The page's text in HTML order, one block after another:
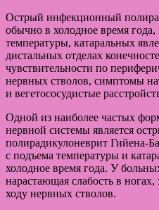
Острый инфекционный
обычно в холодное время года,
температуры, катаральных
дистальных отделах
чувствительности по
нервных стволов, симптомы
и вегетососудистые
Одной из наиболее частых
нервной системы является
полирадикулоневрит Гийена-
с подъема температуры и
холодное время года. У
нарастающая слабость в
ходу нервных стволов.